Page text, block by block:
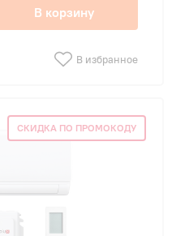
В корзину
В избранное
СКИДКА ПО ПРОМОКОДУ